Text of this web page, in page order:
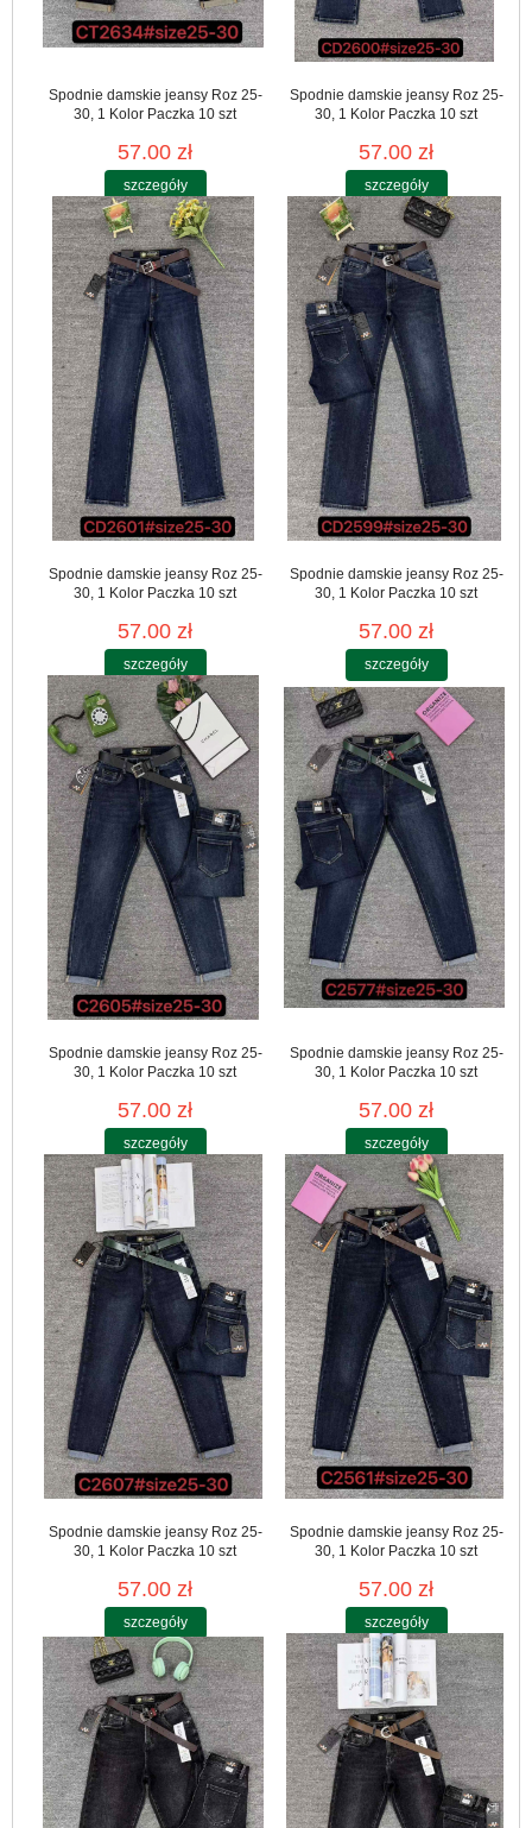
Spodnie damskie jeansy Roz 25-
30, 1 Kolor Paczka 10 szt
57.00 zł
szczegóły
Spodnie damskie jeansy Roz 25-
30, 1 Kolor Paczka 10 szt
57.00 zł
szczegóły
Spodnie damskie jeansy Roz 25-
30, 1 Kolor Paczka 10 szt
57.00 zł
szczegóły
Spodnie damskie jeansy Roz 25-
30, 1 Kolor Paczka 10 szt
57.00 zł
szczegóły
Spodnie damskie jeansy Roz 25-
30, 1 Kolor Paczka 10 szt
57.00 zł
szczegóły
Spodnie damskie jeansy Roz 25-
30, 1 Kolor Paczka 10 szt
57.00 zł
szczegóły
Spodnie damskie jeansy Roz 25-
30, 1 Kolor Paczka 10 szt
57.00 zł
szczegóły
Spodnie damskie jeansy Roz 25-
30, 1 Kolor Paczka 10 szt
57.00 zł
szczegóły